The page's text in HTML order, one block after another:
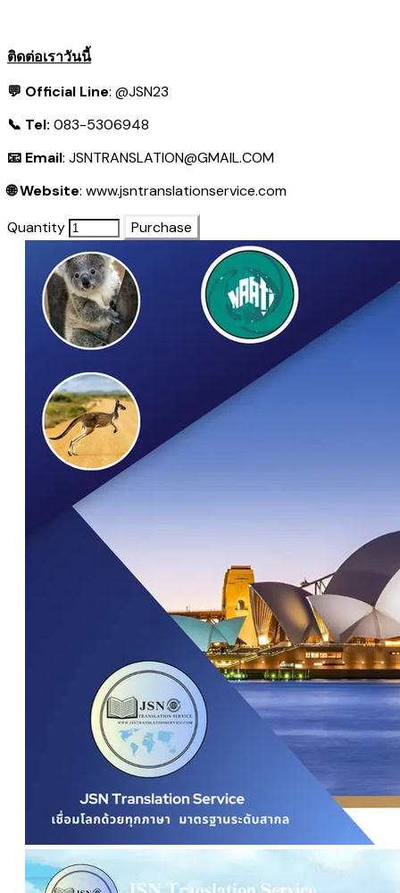
ติดต่อเราวันนี้
💬 Official Line: @JSN23
📞 Tel: 083-5306948
📧 Email: JSNTRANSLATION@GMAIL.COM
🌐 Website: www.jsntranslationservice.com
Quantity
Purchase